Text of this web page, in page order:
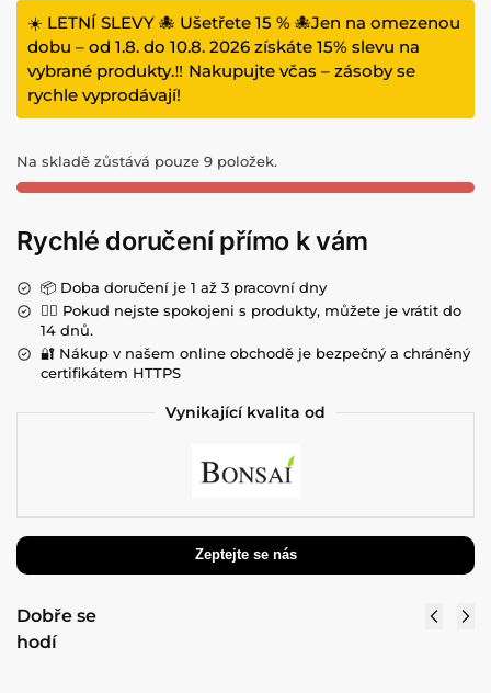
☀️ LETNÍ SLEVY 🐙 Ušetřete 15 % 🐙Jen na omezenou
dobu – od 1.8. do 10.8. 2026 získáte 15% slevu na
vybrané produkty.‼️ Nakupujte včas – zásoby se
rychle vyprodávají!
Na skladě zůstává pouze 9 položek.
Rychlé doručení přímo k vám
📦 Doba doručení je 1 až 3 pracovní dny
💁‍♀️ Pokud nejste spokojeni s produkty, můžete je vrátit do
14 dnů.
🔐 Nákup v našem online obchodě je bezpečný a chráněný
certifikátem HTTPS
Vynikající kvalita od